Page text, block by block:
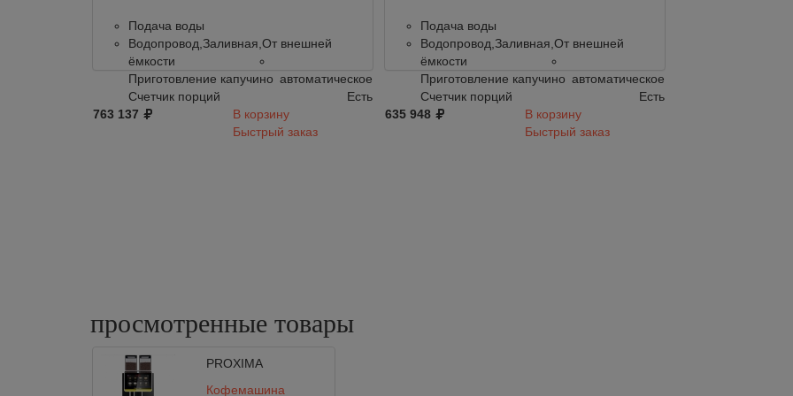
Подача воды
Водопровод,Заливная,От внешней
ёмкости
Приготовление капучино автоматическое
Счетчик порций
Есть
763 137
В корзину
Быстрый заказ
Подача воды
Водопровод,Заливная,От внешней
ёмкости
Приготовление капучино автоматическое
Счетчик порций
Есть
635 948
В корзину
Быстрый заказ
просмотренные товары
PROXIMA
Кофемашина